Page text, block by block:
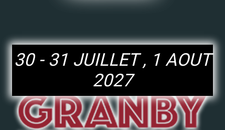
30 - 31 JUILLET , 1 AOUT
2027